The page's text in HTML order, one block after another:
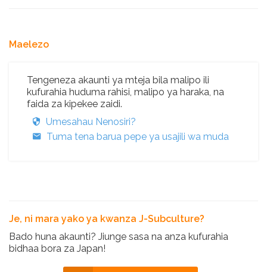
Maelezo
Tengeneza akaunti ya mteja bila malipo ili
kufurahia huduma rahisi, malipo ya haraka, na
faida za kipekee zaidi.
Umesahau Nenosiri?
Tuma tena barua pepe ya usajili wa muda
Je, ni mara yako ya kwanza J-Subculture?
Bado huna akaunti? Jiunge sasa na anza kufurahia
bidhaa bora za Japan!